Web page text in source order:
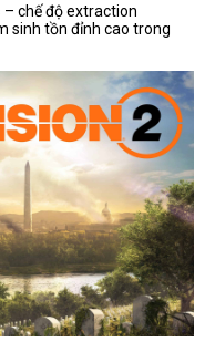
– chế độ extraction
sinh tồn đỉnh cao trong